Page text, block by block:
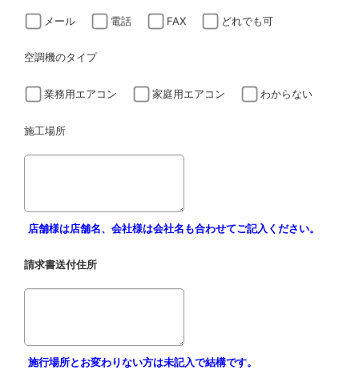
メール 電話 FAX どれでも可
空調機のタイプ
業務用エアコン 家庭用エアコン わからない
施工場所
店舗様は店舗名、会社様は会社名も合わせてご記入ください。
請求書送付住所
施行場所とお変わりない方は未記入で結構です。